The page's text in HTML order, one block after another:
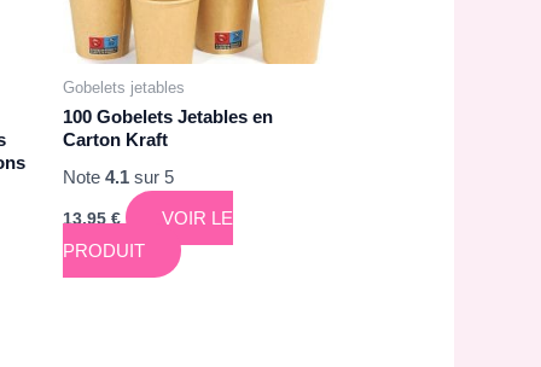
Gobelets jetables
100 Gobelets Jetables en
Carton Kraft
Note4.1 sur 5
13,95€
VOIR LE
PRODUIT